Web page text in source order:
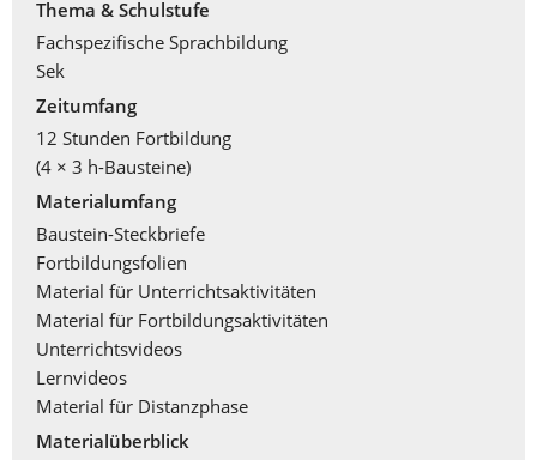
Thema & Schulstufe
Fachspezifische Sprachbildung
Sek
Zeitumfang
12 Stunden Fortbildung
(4 × 3 h-Bausteine)
Materialumfang
Baustein-Steckbriefe
Fortbildungsfolien
Material für Unterrichtsaktivitäten
Material für Fortbildungsaktivitäten
Unterrichtsvideos
Lernvideos
Material für Distanzphase
Materialüberblick